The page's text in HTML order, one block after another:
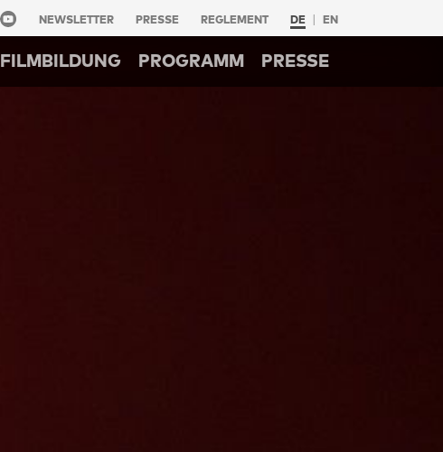
NEWSLETTER PRESSE REGLEMENT DE EN
FILMBILDUNG PROGRAMM PRESSE